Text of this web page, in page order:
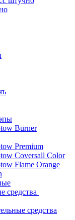
Burner
Premium
Coversall Color
Flame Orange
средства
средства